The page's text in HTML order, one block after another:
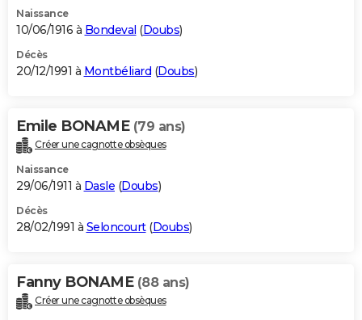
Naissance
10/06/1916 à Bondeval (Doubs)
Décès
20/12/1991 à Montbéliard (Doubs)
Emile BONAME (79 ans)
Créer une cagnotte obsèques
Naissance
29/06/1911 à Dasle (Doubs)
Décès
28/02/1991 à Seloncourt(Doubs)
Fanny BONAME (88 ans)
Créer une cagnotte obsèques